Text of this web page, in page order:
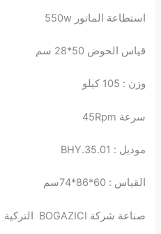
استطاعة الماتور 550w
قياس الحوض 50*28 سم
وزن : 105 كيلو
سرعة 45Rpm
موديل : BHY.35.01
القياس : 60*86*74سم
صناعة شركة BOGAZICI التركية